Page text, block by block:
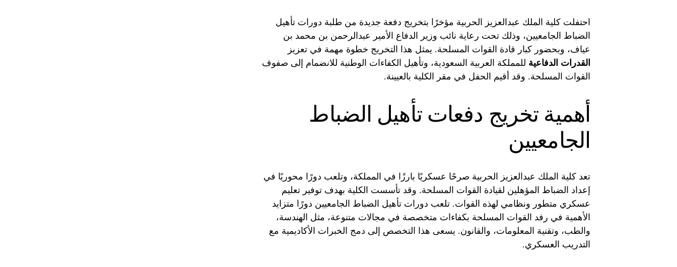
احتفلت كلية الملك عبدالعزيز الحربية مؤخرًا بتخريج دفعة جديدة من طلبة دورات تأهيل
الضباط الجامعيين، وذلك تحت رعاية نائب وزير الدفاع الأمير عبدالرحمن بن محمد بن
عياف، وبحضور كبار قادة القوات المسلحة. يمثل هذا التخريج خطوة مهمة في تعزيز
القدرات الدفاعية للمملكة العربية السعودية، وتأهيل الكفاءات الوطنية للانضمام إلى صفوف
القوات المسلحة. وقد أقيم الحفل في مقر الكلية بالعيينة.
أهمية تخريج دفعات تأهيل الضباط
الجامعيين
تعد كلية الملك عبدالعزيز الحربية صرحًا عسكريًا بارزًا في المملكة، وتلعب دورًا محوريًا في
إعداد الضباط المؤهلين لقيادة القوات المسلحة. وقد تأسست الكلية بهدف توفير تعليم
عسكري متطور ونظامي لهذه القوات. تلعب دورات تأهيل الضباط الجامعيين دورًا متزايد
الأهمية في رفد القوات المسلحة بكفاءات متخصصة في مجالات متنوعة، مثل الهندسة،
والطب، وتقنية المعلومات، والقانون. يسعى هذا التخصص إلى دمج الخبرات الأكاديمية مع
التدريب العسكري.